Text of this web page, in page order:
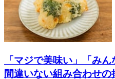
「マジで美味い」「み
間違いない組み合わせの